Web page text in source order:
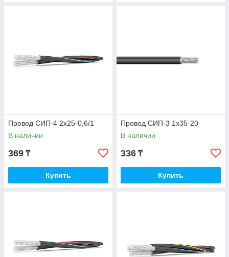
Провод СИП-4 2х25-0,6/1
В наличии
369 ₸
Купить
Провод СИП-3 1х35-20
В наличии
336 ₸
Купить